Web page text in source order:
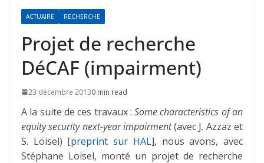
ACTUAIRE RECHERCHE
Projet de recherche
DéCAF (impairment)
23 décembre 20130 min read
A la suite de ces travaux :Some characteristics of an
equity security next-year impairment(avec J. Azzaz et
S. Loisel) [preprint sur HAL], nous avons, avec
Stéphane Loisel, monté un projet de recherche